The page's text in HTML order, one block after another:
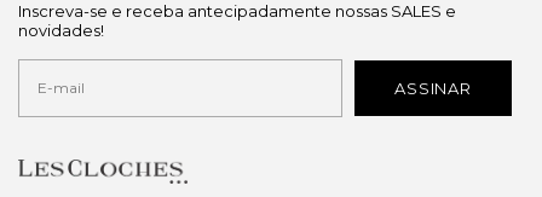
Inscreva-se e receba antecipadamente nossas SALES e
novidades!